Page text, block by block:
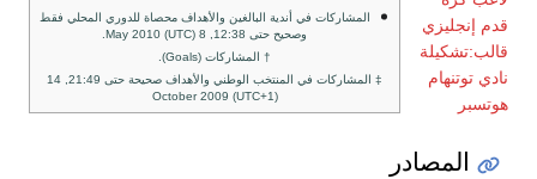
المشاركات في أندية البالغين والأهداف محصاة للدوري المحلي فقط
وصحيح حتى 12:38, 8 May 2010 (UTC).
† المشاركات (Goals).
‡ المشاركات في المنتخب الوطني والأهداف صحيحة حتى 21:49, 14
October 2009 (UTC+1)
قدم إنجليزي
قالب:تشكيلة
نادي توتنهام
هوتسبر
المصادر